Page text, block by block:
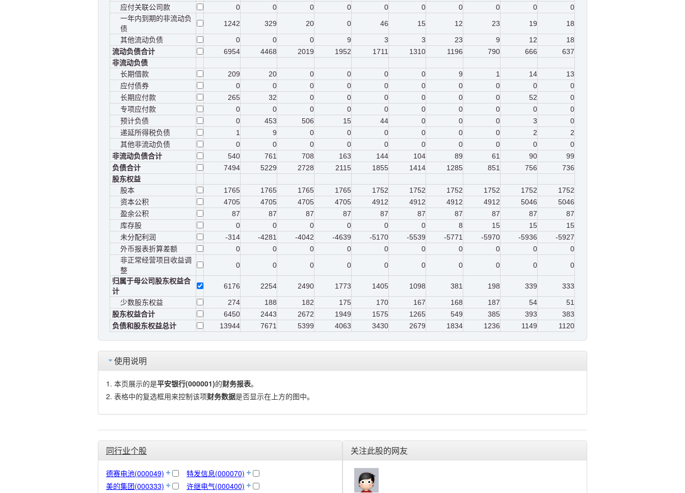
应付关联公司款
0 0 0 0 0 0 0 0 0
0
一年内到期的非流动负
债
1242 329 20 0 46 15 12 23 19
18
其他流动负债
0 0 0 9 3 3 23 9 12
18
流动负债合计
6954 4468 2019 1952 1711 1310 1196 790 666
637
非流动负债
长期借款
209 20 0 0 0 0 9 1 14
13
应付债券
0 0 0 0 0 0 0 0 0
0
长期应付款
265 32 0 0 0 0 0 0 52
0
专项应付款
0 0 0 0 0 0 0 0 0
0
预计负债
0 453 506 15 44 0 0 0 3
0
递延所得税负债
1 9 0 0 0 0 0 0 2
2
其他非流动负债
0 0 0 0 0 0 0 0 0
0
非流动负债合计
540 761 708 163 144 104 89 61 90
99
负债合计
7494 5229 2728 2115 1855 1414 1285 851 756
736
股东权益
股本
1765 1765 1765 1765 1752 1752 1752 1752 1752
1752
资本公积
4705 4705 4705 4705 4912 4912 4912 4912 5046
5046
盈余公积
87 87 87 87 87 87 87 87 87
87
库存股
0 0 0 0 0 0 8 15 15
15
未分配利润
-314 -4281 -4042 -4639 -5170 -5539 -5771 -5970 -5936
-5927
外币报表折算差额
0 0 0 0 0 0 0 0 0
0
非正常经营项目收益调
整
0 0 0 0 0 0 0 0 0
0
归属于母公司股东权益合
计
6176 2254 2490 1773 1405 1098 381 198 339
333
少数股东权益
274 188 182 175 170 167 168 187 54
51
股东权益合计
6450 2443 2672 1949 1575 1265 549 385 393
383
负债和股东权益总计
13944 7671 5399 4063 3430 2679 1834 1236 1149 1120
使用说明
本页展示的是平安银行(000001)的财务报表。
表格中的复选框用来控制该项财务数据是否显示在上方的图中。
同行业个股
德赛电池(000049)
特发信息(000070)
美的集团(000333)
许继电气(000400)
关注此股的网友